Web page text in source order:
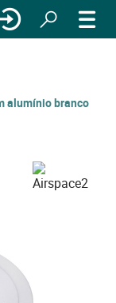
alumínio branco